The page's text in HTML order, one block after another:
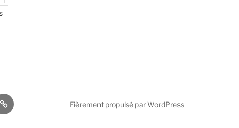
La
Fièrement propulsé par WordPress